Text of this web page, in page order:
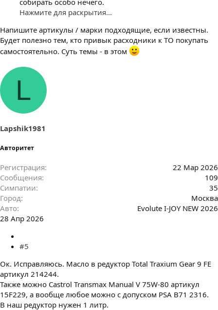
собирать особо нечего.
Нажмите для раскрытия...
Напишите артикулы / марки подходящие, если известны.
Будет полезно тем, кто привык расходники к ТО покупать
самостоятельно. Суть темы - в этом
L
Lapshik1981
Авторитет
Регистрация
22 Мар 2026
Сообщения
109
Симпатии
35
Город
Москва
Авто
Evolute I-JOY NEW 2026
28 Апр 2026
#5
Ок. Исправляюсь. Масло в редуктор Total Traxium Gear 9 FE
артикул 214244.
Также можно Castrol Transmax Manual V 75W-80 артикул
15F229, а вообще любое можно с допуском PSA B71 2316.
В наш редуктор нужен 1 литр.